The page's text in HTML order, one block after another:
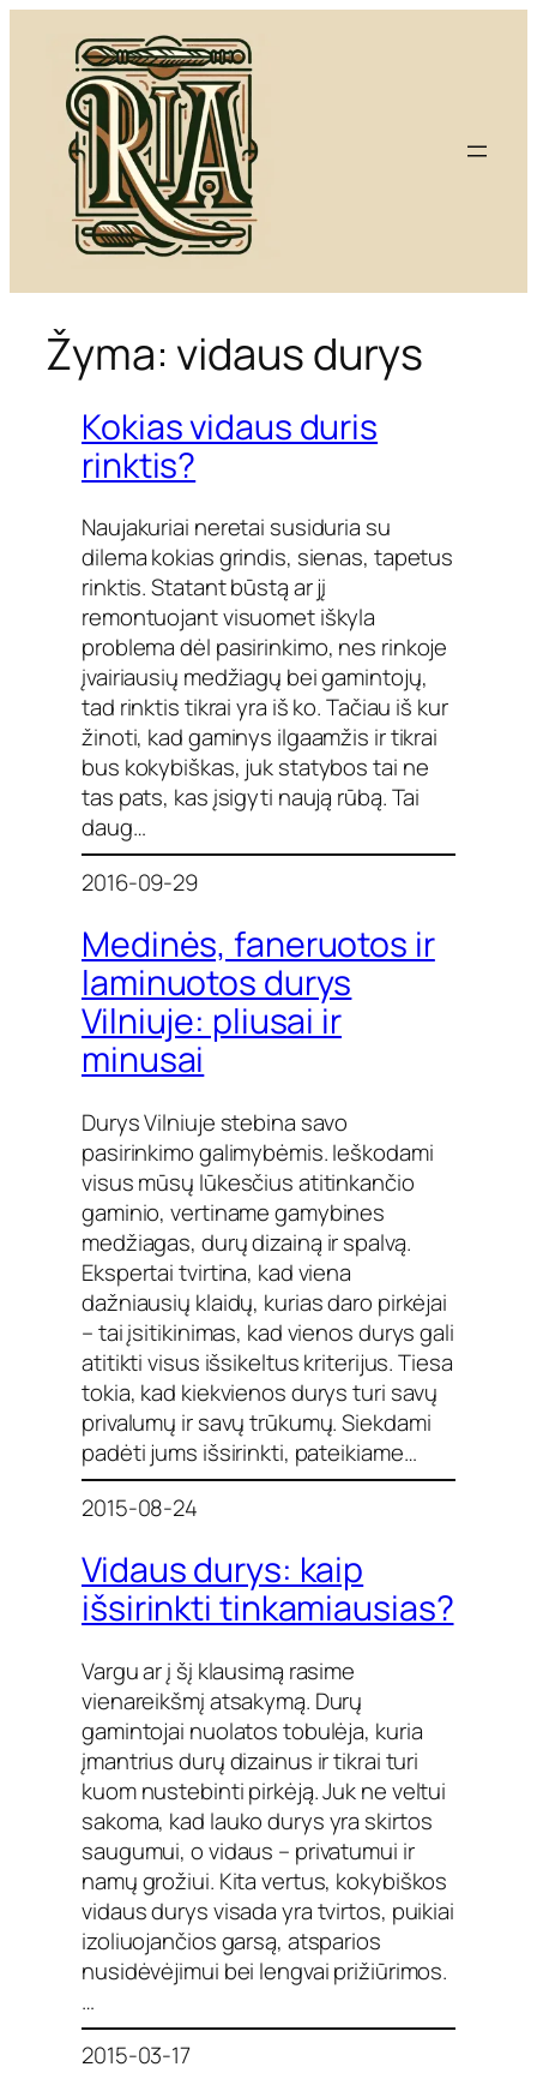
turinio
Žyma: vidaus durys
Kokias vidaus duris
rinktis?
Naujakuriai neretai susiduria su
dilema kokias grindis, sienas, tapetus
rinktis. Statant būstą ar jį
remontuojant visuomet iškyla
problema dėl pasirinkimo, nes rinkoje
įvairiausių medžiagų bei gamintojų,
tad rinktis tikrai yra iš ko. Tačiau iš kur
žinoti, kad gaminys ilgaamžis ir tikrai
bus kokybiškas, juk statybos tai ne
tas pats, kas įsigyti naują rūbą. Tai
daug…
2016-09-29
Medinės, faneruotos ir
laminuotos durys
Vilniuje: pliusai ir
minusai
Durys Vilniuje stebina savo
pasirinkimo galimybėmis. Ieškodami
visus mūsų lūkesčius atitinkančio
gaminio, vertiname gamybines
medžiagas, durų dizainą ir spalvą.
Ekspertai tvirtina, kad viena
dažniausių klaidų, kurias daro pirkėjai
– tai įsitikinimas, kad vienos durys gali
atitikti visus išsikeltus kriterijus. Tiesa
tokia, kad kiekvienos durys turi savų
privalumų ir savų trūkumų. Siekdami
padėti jums išsirinkti, pateikiame…
2015-08-24
Vidaus durys: kaip
išsirinkti tinkamiausias?
Vargu ar į šį klausimą rasime
vienareikšmį atsakymą. Durų
gamintojai nuolatos tobulėja, kuria
įmantrius durų dizainus ir tikrai turi
kuom nustebinti pirkėją. Juk ne veltui
sakoma, kad lauko durys yra skirtos
saugumui, o vidaus – privatumui ir
namų grožiui. Kita vertus, kokybiškos
vidaus durys visada yra tvirtos, puikiai
izoliuojančios garsą, atsparios
nusidėvėjimui bei lengvai prižiūrimos.
…
2015-03-17